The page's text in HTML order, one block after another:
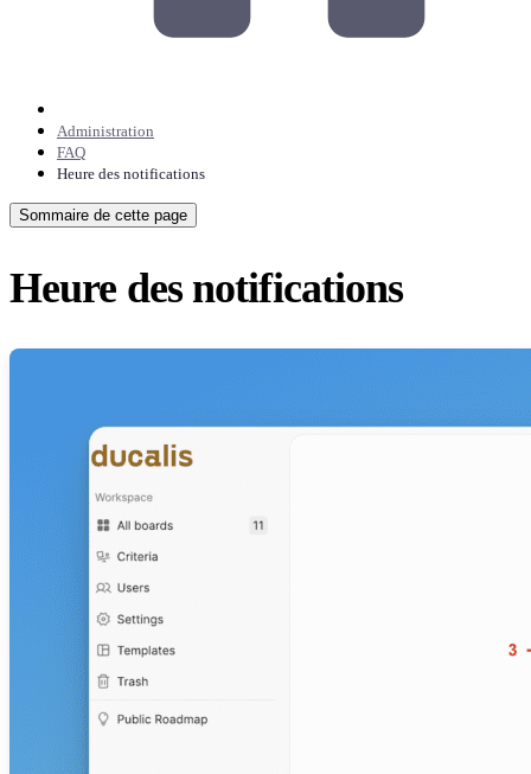
Administration
FAQ
Heure des notifications
Sommaire de cette page
Heure des notifications